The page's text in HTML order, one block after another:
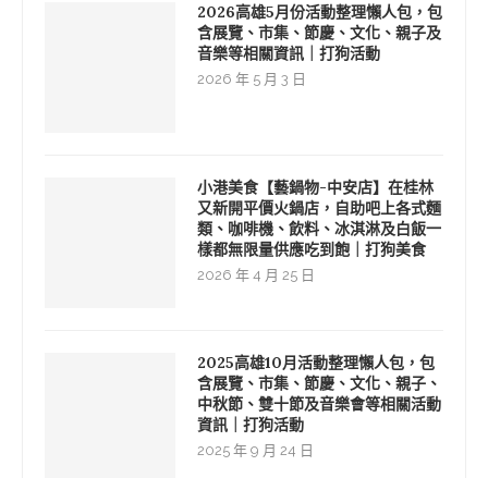
2026高雄5月份活動整理懶人包，包
含展覽、市集、節慶、文化、親子及
音樂等相關資訊｜打狗活動
2026 年 5 月 3 日
小港美食【藝鍋物-中安店】在桂林
又新開平價火鍋店，自助吧上各式麵
類、咖啡機、飲料、冰淇淋及白飯一
樣都無限量供應吃到飽｜打狗美食
2026 年 4 月 25 日
2025高雄10月活動整理懶人包，包
含展覽、市集、節慶、文化、親子、
中秋節、雙十節及音樂會等相關活動
資訊｜打狗活動
2025 年 9 月 24 日